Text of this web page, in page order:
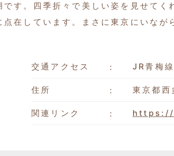
です。四季折々で美しい姿を見せて
点在しています。まさに東京にいなが
交通アクセス JR青梅
住所 東京都西
関連リンク https://